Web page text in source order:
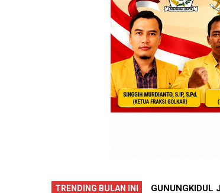
TRENDING BULAN INI
KERJA DIBUKA, PULUHAN
GUNUNGKIDUL